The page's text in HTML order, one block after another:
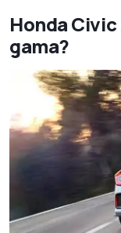
Honda Civic
gama?